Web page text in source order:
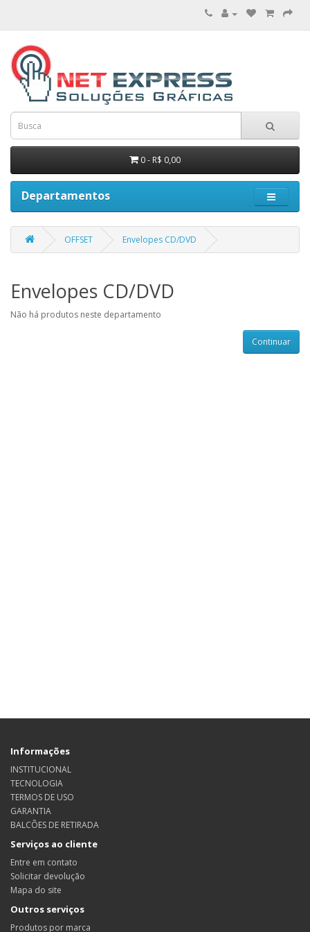
0 - R$ 0,00
Departamentos
OFFSET Envelopes CD/DVD
Envelopes CD/DVD
Não há produtos neste departamento
Continuar
Informações
INSTITUCIONAL
TECNOLOGIA
TERMOS DE USO
GARANTIA
BALCÕES DE RETIRADA
Serviços ao cliente
Entre em contato
Solicitar devolução
Mapa do site
Outros serviços
Produtos por marca